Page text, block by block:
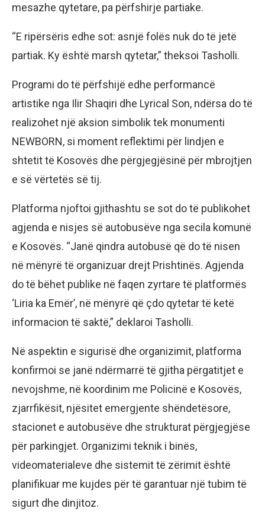
mesazhe qytetare, pa përfshirje partiake.
“E ripërsëris edhe sot: asnjë folës nuk do të jetë
partiak. Ky është marsh qytetar,” theksoi Tasholli.
Programi do të përfshijë edhe performancë
artistike nga Ilir Shaqiri dhe Lyrical Son, ndërsa do të
realizohet një aksion simbolik tek monumenti
NEWBORN, si moment reflektimi për lindjen e
shtetit të Kosovës dhe përgjegjësinë për mbrojtjen
e së vërtetës së tij.
Platforma njoftoi gjithashtu se sot do të publikohet
agjenda e nisjes së autobusëve nga secila komunë
e Kosovës. “Janë qindra autobusë që do të nisen
në mënyrë të organizuar drejt Prishtinës. Agjenda
do të bëhet publike në faqen zyrtare të platformës
‘Liria ka Emër’, në mënyrë që çdo qytetar të ketë
informacion të saktë,” deklaroi Tasholli.
Në aspektin e sigurisë dhe organizimit, platforma
konfirmoi se janë ndërmarrë të gjitha përgatitjet e
nevojshme, në koordinim me Policinë e Kosovës,
zjarrfikësit, njësitet emergjente shëndetësore,
stacionet e autobusëve dhe strukturat përgjegjëse
për parkingjet. Organizimi teknik i binës,
videomaterialeve dhe sistemit të zërimit është
planifikuar me kujdes për të garantuar një tubim të
sigurt dhe dinjitoz.